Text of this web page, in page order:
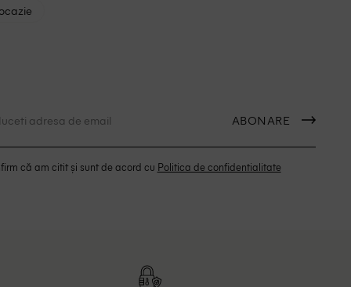
ABONARE
că am citit și sunt de acord cu Politica de confidentialitate